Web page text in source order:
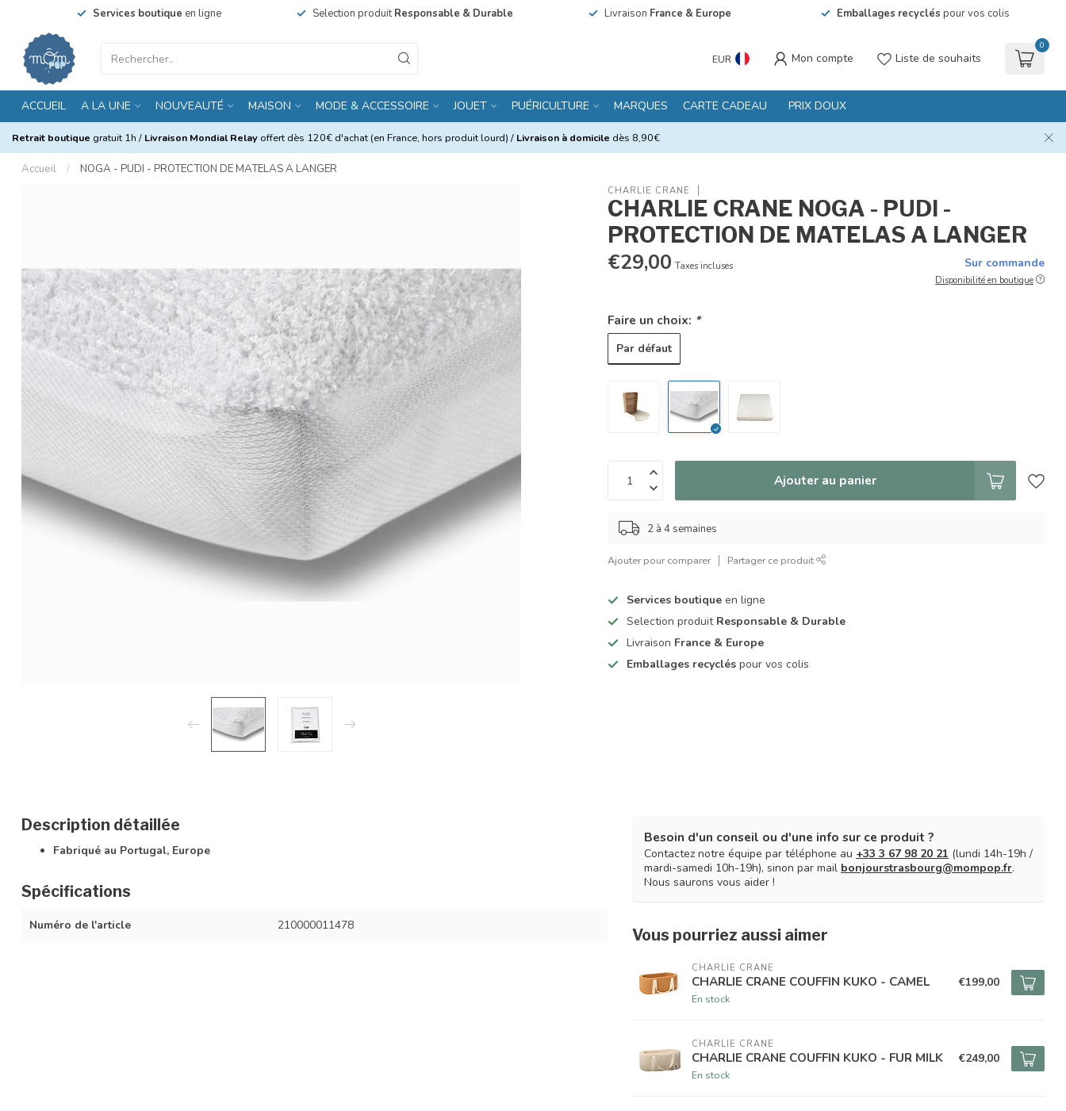
Services boutique en ligne Selection produitResponsable & Durable Livraison France & Europe Emballages recyclés pour vos colis
EUR Mon compte Liste de souhaits
0
ACCUEIL A LA UNE NOUVEAUTÉ MAISON MODE & ACCESSOIRE JOUET PUÉRICULTURE MARQUES CARTE CADEAU PRIX DOUX
Retrait boutique gratuit 1h / Livraison Mondial Relay offert dès 120€ d'achat (en France, hors produit lourd) / Livraison à domicile dès 8,90€
Accueil / NOGA - PUDI - PROTECTION DE MATELAS A LANGER
CHARLIE CRANE
CHARLIE CRANE NOGA - PUDI -
PROTECTION DE MATELAS A LANGER
€29,00 Taxes incluses Sur commande
Disponibilité en boutique
Faire un choix: *
Par défaut
Ajouter au panier
2 à 4 semaines
Ajouter pour comparer Partager ce produit
Services boutique en ligne
Selection produit Responsable & Durable
Livraison France & Europe
Emballages recyclés pour vos colis
Description détaillée
Fabriqué au Portugal, Europe
Spécifications
Numéro de l'article 210000011478
Besoin d'un conseil ou d'une info sur ce produit ?
Contactez notre équipe par téléphone au +33 3 67 98 20 21 (lundi 14h-19h /
mardi-samedi 10h-19h), sinon par mail bonjourstrasbourg@mompop.fr.
Nous saurons vous aider !
Vous pourriez aussi aimer
CHARLIE CRANE
CHARLIE CRANE COUFFIN KUKO - CAMEL
En stock
€199,00
CHARLIE CRANE
CHARLIE CRANE COUFFIN KUKO - FUR MILK
En stock
€249,00